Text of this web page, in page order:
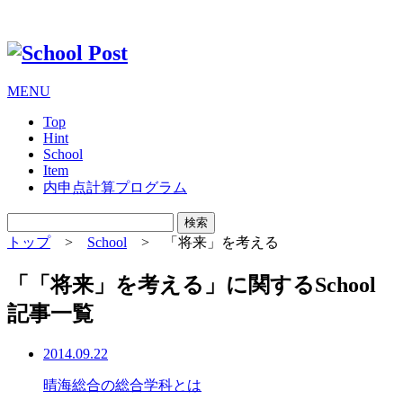
MENU
Top
Hint
School
Item
内申点計算プログラム
トップ> School > 「将来」を考える
「「将来」を考える」 に関するSchool
記事一覧
2014.09.22
晴海総合の総合学科とは